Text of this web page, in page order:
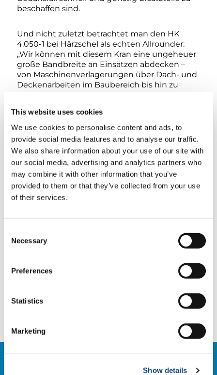
This website uses cookies
We use cookies to personalise content and ads, to
provide social media features and to analyse our traffic.
We also share information about your use of our site with
our social media, advertising and analytics partners who
may combine it with other information that you’ve
provided to them or that they’ve collected from your use
of their services.
Selection
Necessary
Preferences
Statistics
Marketing
Show details
beschaffen sind.
Und nicht zuletzt betrachtet man den HK
4.050-1 bei Härzschel als echten Allrounder:
„Wir können mit diesem Kran eine ungeheuer
große Bandbreite an Einsätzen abdecken –
von Maschinenverlagerungen über Dach- und
Deckenarbeiten im Baubereich bis hin zu
hat Härzschel den HK 4.050-1 als optionales
Zubehör mit einer Lastsichtkamera
ausgestattet, die dem Fahrer das Entleeren
von Biogas-Behältern erleichtert und es ihm
ermöglicht, diese Jobs schnell und sicher zu
erledigen.
HANDOVER
TEILEN